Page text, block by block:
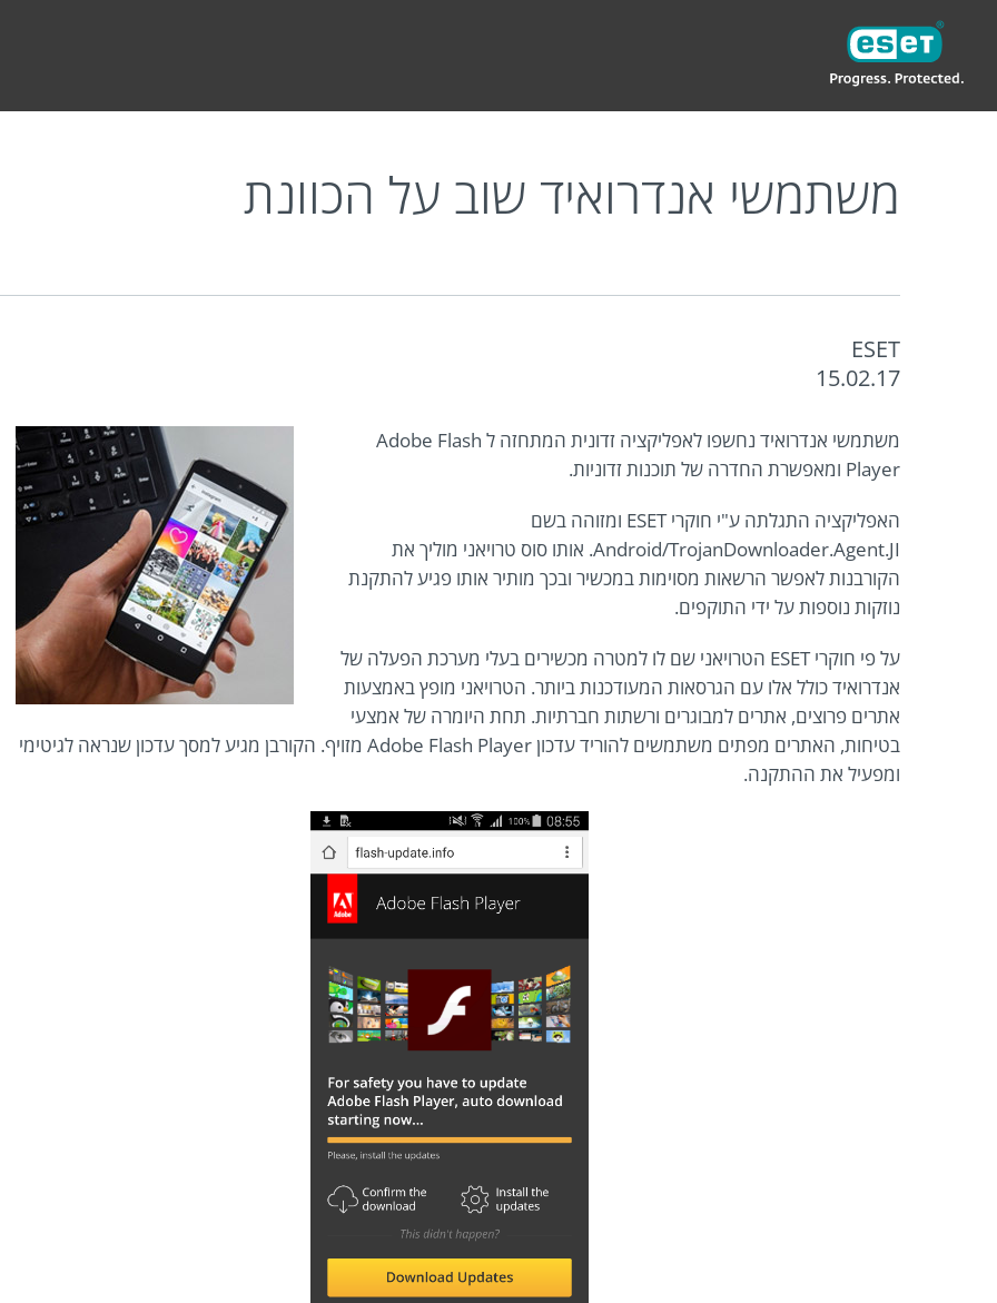
משתמשי אנדרואיד שוב על הכוונת
ESET
15.02.17
משתמשי אנדרואיד נחשפו לאפליקציה זדונית המתחזה ל Adobe Flash
Player ומאפשרת החדרה של תוכנות זדוניות.
האפליקציה התגלתה ע"י חוקרי ESET ומזוהה בשם
Android/TrojanDownloader.Agent.JI. אותו סוס טרויאני מוליך את
הקורבנות לאפשר הרשאות מסוימות במכשיר ובכך מותיר אותו פגיע להתקנת
נוזקות נוספות על ידי התוקפים.
על פי חוקרי ESET הטרויאני שם לו למטרה מכשירים בעלי מערכת הפעלה של
אנדרואיד כולל אלו עם הגרסאות המעודכנות ביותר. הטרויאני מופץ באמצעות
אתרים פרוצים, אתרים למבוגרים ורשתות חברתיות. תחת היומרה של אמצעי
בטיחות, האתרים מפתים משתמשים להוריד עדכון Adobe Flash Player מזויף. הקורבן מגיע למסך עדכון שנראה לגיטימי
ומפעיל את ההתקנה.
IL בלוג פרטי
ESET